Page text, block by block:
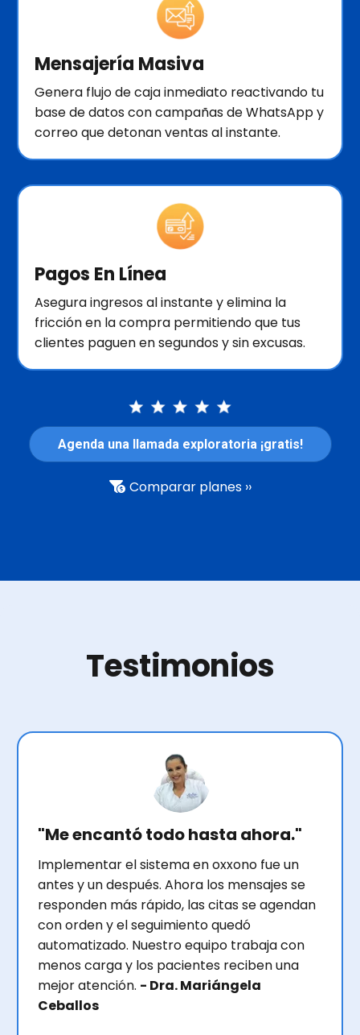
Mensajería Masiva
Genera flujo de caja inmediato reactivando tu
base de datos con campañas de WhatsApp y
correo que detonan ventas al instante.
Pagos En Línea
Asegura ingresos al instante y elimina la
fricción en la compra permitiendo que tus
clientes paguen en segundos y sin excusas.
Agenda una llamada exploratoria ¡gratis!
Comparar planes ››
Testimonios
"Me encantó todo hasta ahora."
Implementar el sistema en oxxono fue un
antes y un después. Ahora los mensajes se
responden más rápido, las citas se agendan
con orden y el seguimiento quedó
automatizado. Nuestro equipo trabaja con
menos carga y los pacientes reciben una
mejor atención. - Dra. Mariángela
Ceballos